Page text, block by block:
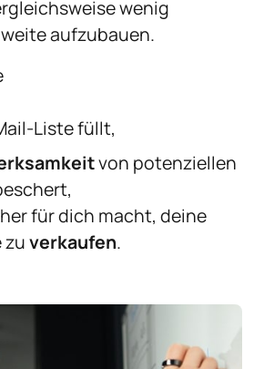
wenig
aufzubauen.
Liste füllt,
von potenziellen
für dich macht, deine
zu verkaufen.